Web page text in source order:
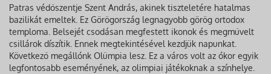
Patras védőszentje Szent András, akinek tiszteletére hatal­mas
bazilikát emeltek. Ez Görögország legnagyobb görög ortodox
temploma. Belsejét csodásan megfestett ikonok és meg­művelt
csillárok díszítik. Ennek megtekintésével kezdjük napun­kat.
Következő megállónk Olümpia lesz. Ez a város volt az ókor egyik
legfontosabb eseményének, az olimpiai játékoknak a szín­helye.